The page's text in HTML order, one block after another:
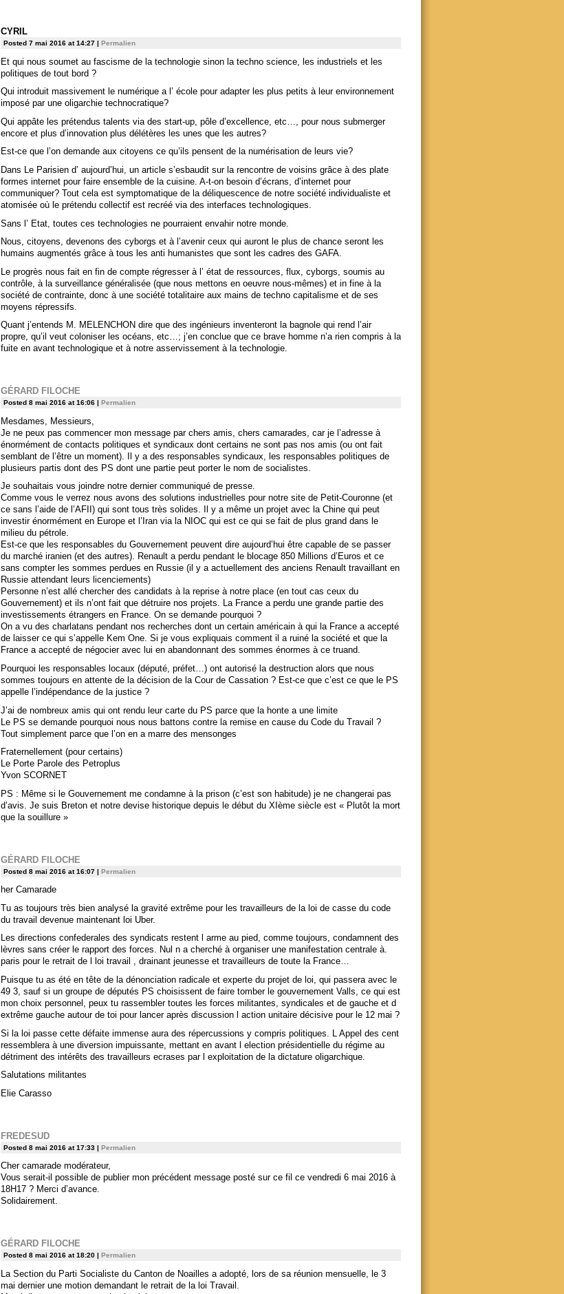
CYRIL
Posted 7 mai 2016 at 14:27 | Permalien
Et qui nous soumet au fascisme de la technologie sinon la techno science, les industriels et les
politiques de tout bord ?
Qui introduit massivement le numérique a l’ école pour adapter les plus petits à leur environnement
imposé par une oligarchie technocratique?
Qui appâte les prétendus talents via des start-up, pôle d’excellence, etc…, pour nous submerger
encore et plus d’innovation plus délétères les unes que les autres?
Est-ce que l’on demande aux citoyens ce qu’ils pensent de la numérisation de leurs vie?
Dans Le Parisien d’ aujourd’hui, un article s’esbaudit sur la rencontre de voisins grâce à des plate
formes internet pour faire ensemble de la cuisine. A-t-on besoin d’écrans, d’internet pour
communiquer? Tout cela est symptomatique de la déliquescence de notre société individualiste et
atomisée où le prétendu collectif est recréé via des interfaces technologiques.
Sans l’ Etat, toutes ces technologies ne pourraient envahir notre monde.
Nous, citoyens, devenons des cyborgs et à l’avenir ceux qui auront le plus de chance seront les
humains augmentés grâce à tous les anti humanistes que sont les cadres des GAFA.
Le progrès nous fait en fin de compte régresser à l’ état de ressources, flux, cyborgs, soumis au
contrôle, à la surveillance généralisée (que nous mettons en oeuvre nous-mêmes) et in fine à la
société de contrainte, donc à une société totalitaire aux mains de techno capitalisme et de ses
moyens répressifs.
Quant j’entends M. MELENCHON dire que des ingénieurs inventeront la bagnole qui rend l’air
propre, qu’il veut coloniser les océans, etc…; j’en conclue que ce brave homme n’a rien compris à la
fuite en avant technologique et à notre asservissement à la technologie.
GÉRARD FILOCHE
Posted 8 mai 2016 at 16:06 | Permalien
Mesdames, Messieurs,
Je ne peux pas commencer mon message par chers amis, chers camarades, car je l’adresse à
énormément de contacts politiques et syndicaux dont certains ne sont pas nos amis (ou ont fait
semblant de l’être un moment). Il y a des responsables syndicaux, les responsables politiques de
plusieurs partis dont des PS dont une partie peut porter le nom de socialistes.
Je souhaitais vous joindre notre dernier communiqué de presse.
Comme vous le verrez nous avons des solutions industrielles pour notre site de Petit-Couronne (et
ce sans l’aide de l’AFII) qui sont tous très solides. Il y a même un projet avec la Chine qui peut
investir énormément en Europe et l’Iran via la NIOC qui est ce qui se fait de plus grand dans le
milieu du pétrole.
Est-ce que les responsables du Gouvernement peuvent dire aujourd’hui être capable de se passer
du marché iranien (et des autres). Renault a perdu pendant le blocage 850 Millions d’Euros et ce
sans compter les sommes perdues en Russie (il y a actuellement des anciens Renault travaillant en
Russie attendant leurs licenciements)
Personne n’est allé chercher des candidats à la reprise à notre place (en tout cas ceux du
Gouvernement) et ils n’ont fait que détruire nos projets. La France a perdu une grande partie des
investissements étrangers en France. On se demande pourquoi ?
On a vu des charlatans pendant nos recherches dont un certain américain à qui la France a accepté
de laisser ce qui s’appelle Kem One. Si je vous expliquais comment il a ruiné la société et que la
France a accepté de négocier avec lui en abandonnant des sommes énormes à ce truand.
Pourquoi les responsables locaux (député, préfet…) ont autorisé la destruction alors que nous
sommes toujours en attente de la décision de la Cour de Cassation ? Est-ce que c’est ce que le PS
appelle l’indépendance de la justice ?
J’ai de nombreux amis qui ont rendu leur carte du PS parce que la honte a une limite
Le PS se demande pourquoi nous nous battons contre la remise en cause du Code du Travail ?
Tout simplement parce que l’on en a marre des mensonges
Fraternellement (pour certains)
Le Porte Parole des Petroplus
Yvon SCORNET
PS : Même si le Gouvernement me condamne à la prison (c’est son habitude) je ne changerai pas
d’avis. Je suis Breton et notre devise historique depuis le début du XIème siècle est « Plutôt la mort
que la souillure »
GÉRARD FILOCHE
Posted 8 mai 2016 at 16:07 | Permalien
her Camarade
Tu as toujours très bien analysé la gravité extrême pour les travailleurs de la loi de casse du code
du travail devenue maintenant loi Uber.
Les directions confederales des syndicats restent l arme au pied, comme toujours, condamnent des
lèvres sans créer le rapport des forces. Nul n a cherché à organiser une manifestation centrale à.
paris pour le retrait de l loi travail , drainant jeunesse et travailleurs de toute la France…
Puisque tu as été en tête de la dénonciation radicale et experte du projet de loi, qui passera avec le
49 3, sauf si un groupe de députés PS choisissent de faire tomber le gouvernement Valls, ce qui est
mon choix personnel, peux tu rassembler toutes les forces militantes, syndicales et de gauche et d
extrême gauche autour de toi pour lancer après discussion l action unitaire décisive pour le 12 mai ?
Si la loi passe cette défaite immense aura des répercussions y compris politiques. L Appel des cent
ressemblera à une diversion impuissante, mettant en avant l election présidentielle du régime au
détriment des intérêts des travailleurs ecrases par l exploitation de la dictature oligarchique.
Salutations militantes
Elie Carasso
FREDESUD
Posted 8 mai 2016 at 17:33 | Permalien
Cher camarade modérateur,
Vous serait-il possible de publier mon précédent message posté sur ce fil ce vendredi 6 mai 2016 à
18H17 ? Merci d’avance.
Solidairement.
GÉRARD FILOCHE
Posted 8 mai 2016 at 18:20 | Permalien
La Section du Parti Socialiste du Canton de Noailles a adopté, lors de sa réunion mensuelle, le 3
mai dernier une motion demandant le retrait de la loi Travail.